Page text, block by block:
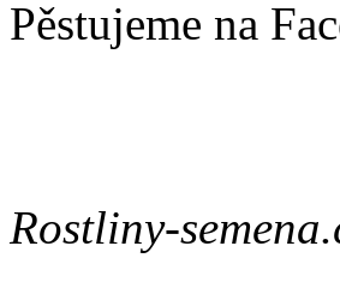
Pěstujeme na
Rostliny-